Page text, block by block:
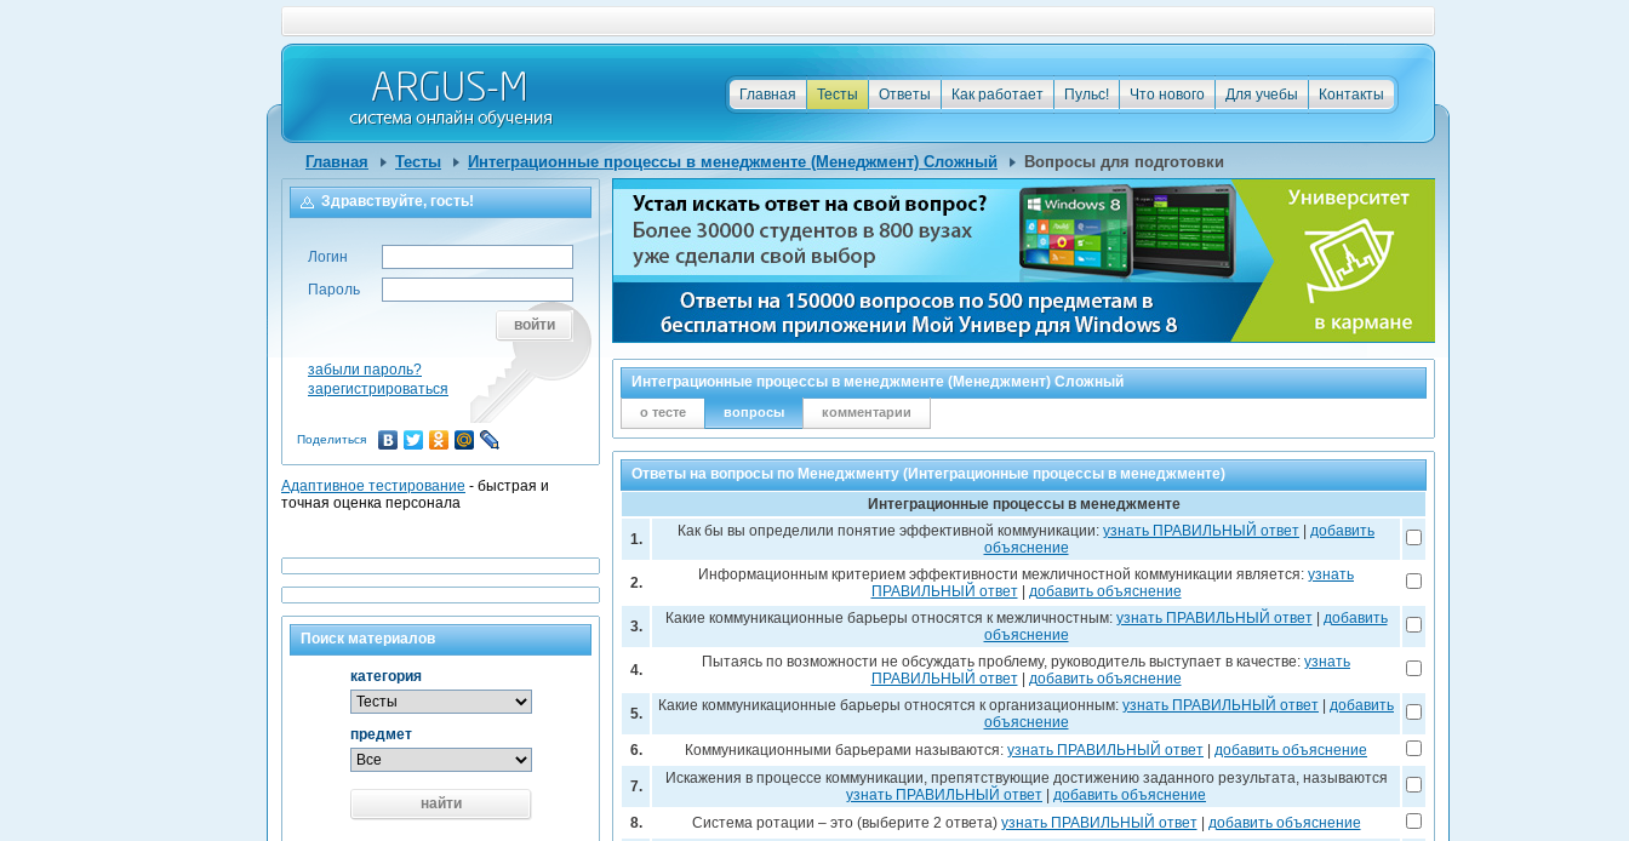
Контакты
Для учебы
Что нового
Пульс!
Как работает
Ответы
Тесты
Главная
Главная Тесты Интеграционные процессы в менеджменте (Менеджмент) Сложный Вопросы для подготовки
Интеграционные процессы в менеджменте (Менеджмент) Сложный
о тесте вопросы комментарии
Ответы на вопросы по Менеджменту (Интеграционные процессы в менеджменте)
Интеграционные процессы в менеджменте
1. Как бы вы определили понятие эффективной коммуникации: узнать ПРАВИЛЬНЫЙ ответ
добавить
объяснение
2. Информационным критерием эффективности межличностной коммуникации является: узнать
ПРАВИЛЬНЫЙ ответ| добавить объяснение
3. Какие коммуникационные барьеры относятся к межличностным: узнать ПРАВИЛЬНЫЙ ответ| добавить
объяснение
4. Пытаясь по возможности не обсуждать проблему, руководитель выступает в качестве: узнать
ПРАВИЛЬНЫЙ ответ| добавить объяснение
5. Какие коммуникационные барьеры относятся к организационным: узнать ПРАВИЛЬНЫЙ ответ
добавить
объяснение
6.
Коммуникационными барьерами называются: узнать ПРАВИЛЬНЫЙ ответ добавить объяснение
7.
Искажения в процессе коммуникации, препятствующие достижению заданного результата, называются
узнать ПРАВИЛЬНЫЙ ответ
добавить объяснение
8.
Система ротации – это (выберите 2 ответа) узнать ПРАВИЛЬНЫЙ ответ| добавить объяснение
Здравствуйте, гость!
Логин
Пароль
войти
забыли пароль?
зарегистрироваться
Поделиться
Адаптивное тестирование - быстрая и
точная оценка персонала
Поиск материалов
категория
предмет
найти